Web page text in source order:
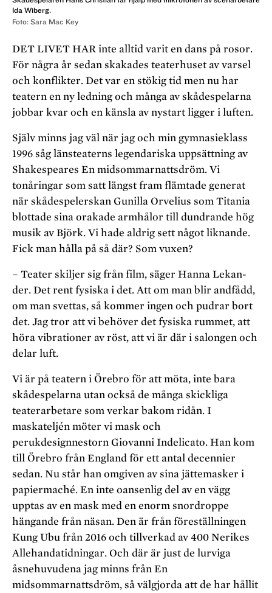
Ida Wiberg.
Foto: Sara Mac Key
DET LIVET HAR inte alltid varit en dans på rosor.
För några år sedan skakades teaterhuset av varsel
och konflikter. Det var en stökig tid men nu har
teatern en ny ledning och många av skådespelarna
jobbar kvar och en känsla av nystart ligger i luften.
Själv minns jag väl när jag och min gymnasieklass
1996 såg länsteaterns legendariska uppsättning av
Shakespeares En midsommarnattsdröm. Vi
tonåringar som satt längst fram flämtade generat
när skådespelerskan Gunilla Orvelius som Titania
blottade sina orakade armhålor till dundrande hög
musik av Björk. Vi hade aldrig sett något liknande.
Fick man hålla på så där? Som vuxen?
– Teater skiljer sig från film, säger Hanna Lekan­
der. Det rent fysiska i det. Att om man blir andfådd,
om man svettas, så kommer ingen och pudrar bort
det. Jag tror att vi behöver det fysiska rummet, att
höra vibrationer av röst, att vi är där i salongen och
delar luft.
Vi är på teatern i Örebro för att möta, inte bara
skåde­spelarna utan också de många skickliga
teaterarbetare som verkar bakom ridån. I
maskateljén möter vi mask­ och
perukdesignnestorn Giovanni Indelicato. Han kom
till Örebro från England för ett antal decennier
sedan. Nu står han omgiven av sina jättemasker i
papier­maché. En inte oansenlig del av en vägg
upptas av en mask med en enorm snordroppe
hängande från näsan. Den är från föreställning­en
Kung Ubu från 2016 och tillverkad av 400 Nerikes
Alle­handa­tidningar. Och där är just de lurviga
åsnehuvudena jag minns från En
midsommarnattsdröm, så välgjorda att de har hållit